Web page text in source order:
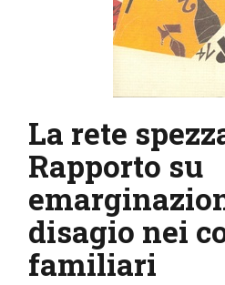
La rete
Rapporto su
disagio nei
familiari